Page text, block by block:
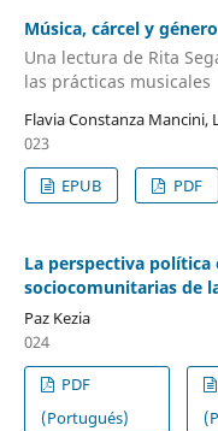
Música, cárcel y género
Una lectura de Rita
las prácticas musicales
Flavia Constanza Mancini,
023
EPUB
PDF
La perspectiva política
sociocomunitarias de
Paz Kezia
024
PDF
(Portugués)